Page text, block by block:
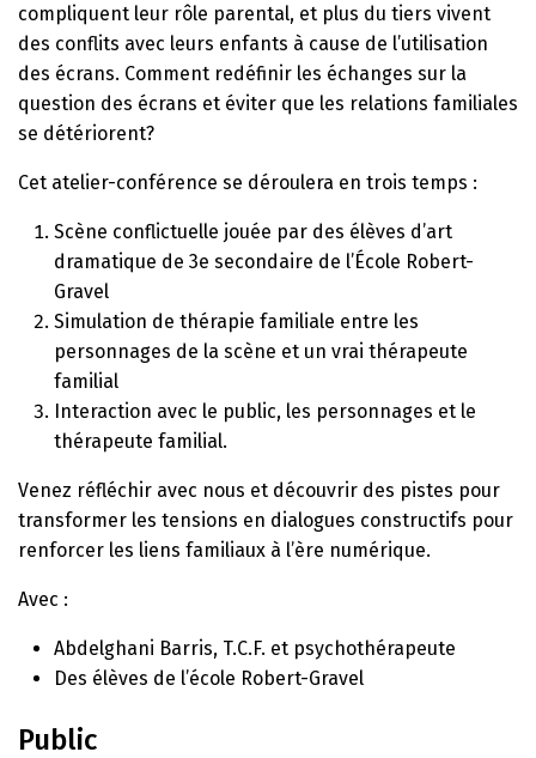
compliquent leur rôle parental, et plus du tiers vivent
des conflits avec leurs enfants à cause de l’utilisation
des écrans. Comment redéfinir les échanges sur la
question des écrans et éviter que les relations familiales
se détériorent?
Cet atelier-conférence se déroulera en trois temps :
Scène conflictuelle jouée par des élèves d’art
dramatique de 3e secondaire de l’École Robert-
Gravel
Simulation de thérapie familiale entre les
personnages de la scène et un vrai thérapeute
familial
Interaction avec le public, les personnages et le
thérapeute familial.
Venez réfléchir avec nous et découvrir des pistes pour
transformer les tensions en dialogues constructifs pour
renforcer les liens familiaux à l’ère numérique.
Avec :
Abdelghani Barris, T.C.F. et psychothérapeute
Des élèves de l’école Robert-Gravel
Public